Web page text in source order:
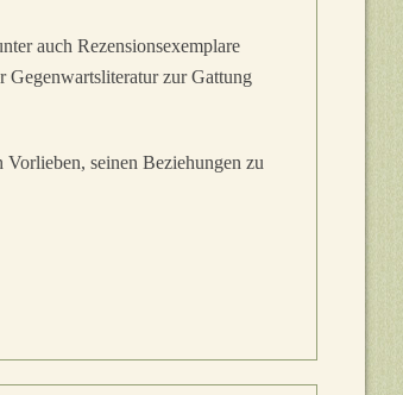
auch Rezensionsexemplare
Gegenwartsliteratur zur Gattung
seinen Beziehungen zu